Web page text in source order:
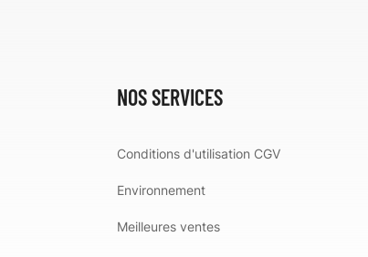
NOS SERVICES
Conditions d'utilisation CGV
Environnement
Meilleures ventes